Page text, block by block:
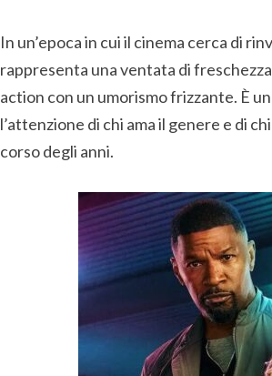
In un’epoca in cui il cinema cerca di
rappresenta una ventata di
action con un umorismo frizzante. È
l’attenzione di chi ama il genere e di
corso degli anni.